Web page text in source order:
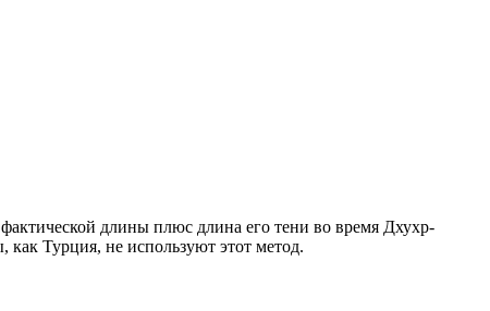
длины плюс длина его тени во время Дхухр-
Турция, не используют этот метод.